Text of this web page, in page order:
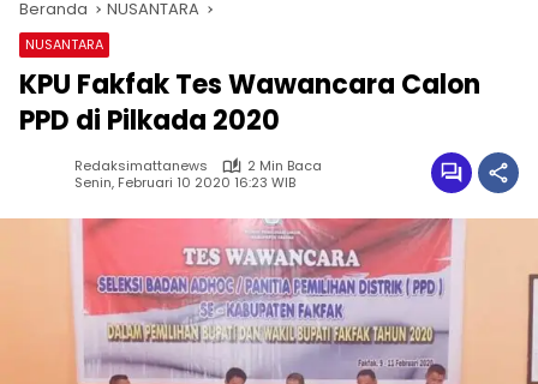
Beranda NUSANTARA
NUSANTARA
KPU Fakfak Tes Wawancara Calon
PPD di Pilkada 2020
Redaksimattanews
2 Min Baca
Senin, Februari 10 2020 16:23 WIB